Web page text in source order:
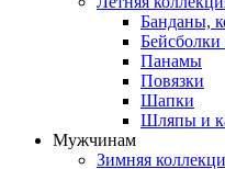
Банданы,
Бейсболки
Панамы
Повязки
Шапки
Шляпы и
Мужчинам
Зимняя